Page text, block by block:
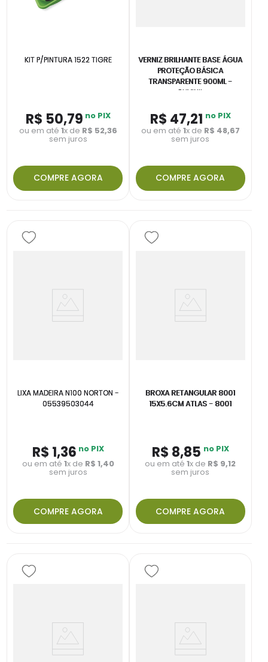
KIT P/PINTURA 1522 TIGRE
R$ 50,79 no PIX
ou em até 1x de R$ 52,36
sem juros
COMPRE AGORA
VERNIZ BRILHANTE BASE ÁGUA
PROTEÇÃO BÁSICA
TRANSPARENTE 900ML -
SUVINIL
R$ 47,21 no PIX
ou em até 1x de R$ 48,67
sem juros
COMPRE AGORA
LIXA MADEIRA N100 NORTON -
05539503044
R$ 1,36 no PIX
ou em até 1x de R$ 1,40
sem juros
COMPRE AGORA
BROXA RETANGULAR 8001
15X5.6CM ATLAS - 8001
R$ 8,85 no PIX
ou em até1x de R$ 9,12
sem juros
COMPRE AGORA